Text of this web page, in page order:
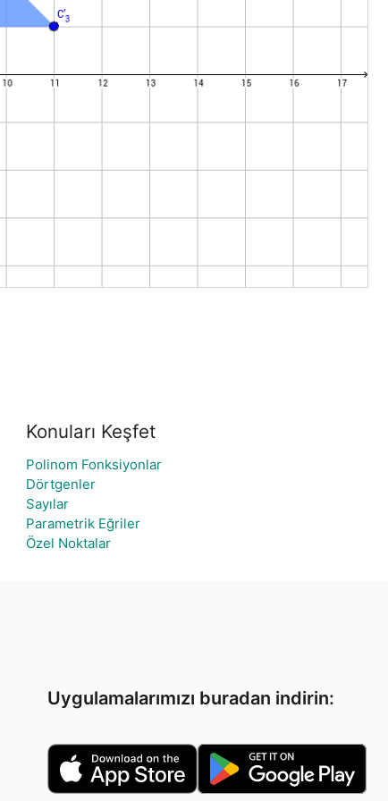
Konuları Keşfet
Polinom Fonksiyonlar
Dörtgenler
Sayılar
Parametrik Eğriler
Özel Noktalar
Uygulamalarımızı buradan indirin: